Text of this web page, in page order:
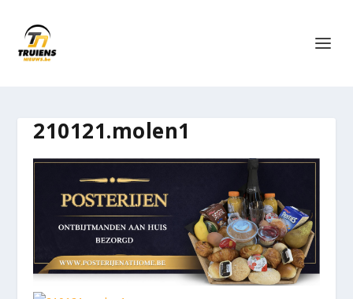
210121.molen1